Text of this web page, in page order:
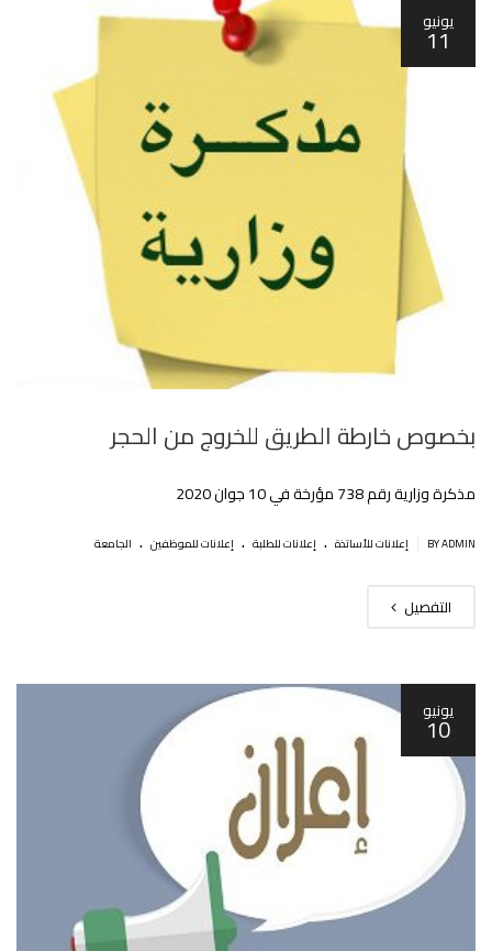
يونيو
11
بخصوص خارطة الطريق للخروج من الحجر
مذكرة وزارية رقم 738 مؤرخة في 10 جوان 2020
BY ADMIN إعلانات للأساتذة . إعلانات للطلبة . إعلانات للموظفين . الجامعة
التفصيل
يونيو
10